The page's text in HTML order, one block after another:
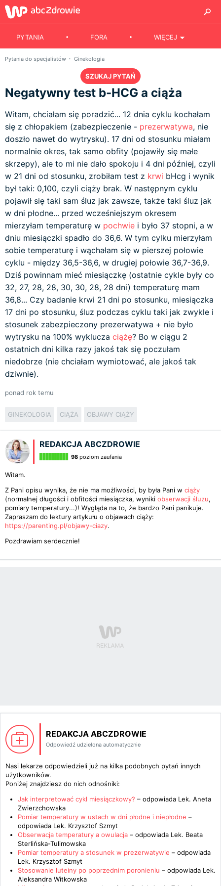
PYTANIA FORA WIĘCEJ
Pytania do specjalistów Ginekologia
SZUKAJ PYTAŃ
Negatywny test b-HCG a ciąża
Witam, chciałam się poradzić... 12 dnia cyklu kochałam
się z chłopakiem (zabezpieczenie - prezerwatywa, nie
doszło nawet do wytrysku). 17 dni od stosunku miałam
normalnie okres, tak samo obfity (pojawiły się małe
skrzepy), ale to mi nie dało spokoju i 4 dni później, czyli
w 21 dni od stosunku, zrobiłam test z krwi bHcg i wynik
był taki: 0,100, czyli ciąży brak. W następnym cyklu
pojawił się taki sam śluz jak zawsze, także taki śluz jak
w dni płodne... przed wcześniejszym okresem
mierzyłam temperaturę w pochwie i było 37 stopni, a w
dniu miesiączki spadło do 36,6. W tym cylku mierzyłam
sobie temperaturę i wąchałam się w pierszej połowie
cyklu - między 36,5-36,6, w drugiej połowie 36,7-36,9.
Dziś powinnam mieć miesiączkę (ostatnie cykle były co
32, 27, 28, 28, 30, 30, 28, 28 dni) temperaturę mam
36,8... Czy badanie krwi 21 dni po stosunku, miesiączka
17 dni po stosunku, śluz podczas cyklu taki jak zwykle i
stosunek zabezpieczony prezerwatywa + nie było
wytrysku na 100% wyklucza ciążę? Bo w ciągu 2
ostatnich dni kilka razy jakoś tak się poczułam
niedobrze (nie chciałam wymiotować, ale jakoś tak
dziwnie).
ponad rok temu
GINEKOLOGIA CIĄŻA OBJAWY CIĄŻY
REDAKCJA ABCZDROWIE
98 poziom zaufania
Witam.
Z Pani opisu wynika, że nie ma możliwości, by była Pani w ciąży
(normalnej długości i obfitości miesiączka, wyniki obserwacji śluzu,
pomiary temperatury...)! Wygląda na to, że bardzo Pani panikuje.
Zapraszam do lektury artykułu o objawach ciąży:
https://parenting.pl/objawy-ciazy.
Pozdrawiam serdecznie!
REDAKCJA ABCZDROWIE
Odpowiedź udzielona automatycznie
Nasi lekarze odpowiedzieli już na kilka podobnych pytań innych
użytkowników.
Poniżej znajdziesz do nich odnośniki:
Jak interpretować cykl miesiączkowy? – odpowiada Lek. Aneta
Zwierzchowska
Pomiar temperatury w ustach w dni płodne i niepłodne –
odpowiada Lek. Krzysztof Szmyt
Obserwacja temperatury a owulacja – odpowiada Lek. Beata
Sterlińska-Tulimowska
Pomiar temperatury a stosunek w prezerwatywie – odpowiada
Lek. Krzysztof Szmyt
Stosowanie luteiny po poprzednim poronieniu – odpowiada Lek.
Aleksandra Witkowska